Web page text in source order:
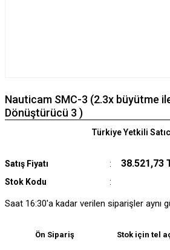
Nauticam SMC-3 (2.3x büyütme
Dönüştürücü 3 )
Satış Fiyatı 38.521,73
Stok Kodu
Türkiye Yetkili
Saat 16:30'a kadar verilen siparişler aynı
Ön Sipariş Stok için tel